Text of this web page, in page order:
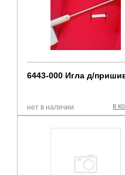
6443-000 Игла д/
в
нет в наличии